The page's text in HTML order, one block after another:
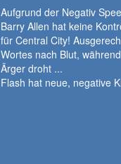
Aufgrund der Negativ
Barry Allen hat keine
für Central City!
Wortes nach Blut,
Ärger droht ...
Flash hat neue, negative